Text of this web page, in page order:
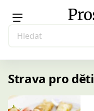
Strava pro děti